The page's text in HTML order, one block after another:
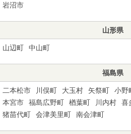
岩沼市
山形県
山辺町 中山町
福島県
二本松市 川俣町 大玉村 矢祭町 小野
本宮市
福島広野町 楢葉町 川内村 喜
猪苗代町
会津美里町 南会津町